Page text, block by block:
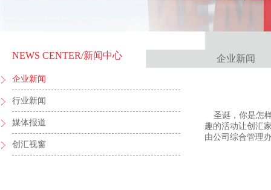
NEWS CENTER/新闻中心
企业新闻
行业新闻
媒体报道
创汇视窗
企业新闻
圣诞，你是怎
趣的活动让创汇
由公司综合管理